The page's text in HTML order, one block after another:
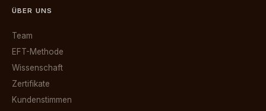
ÜBER UNS
Team
EFT-Methode
Wissenschaft
Zertifikate
Kundenstimmen